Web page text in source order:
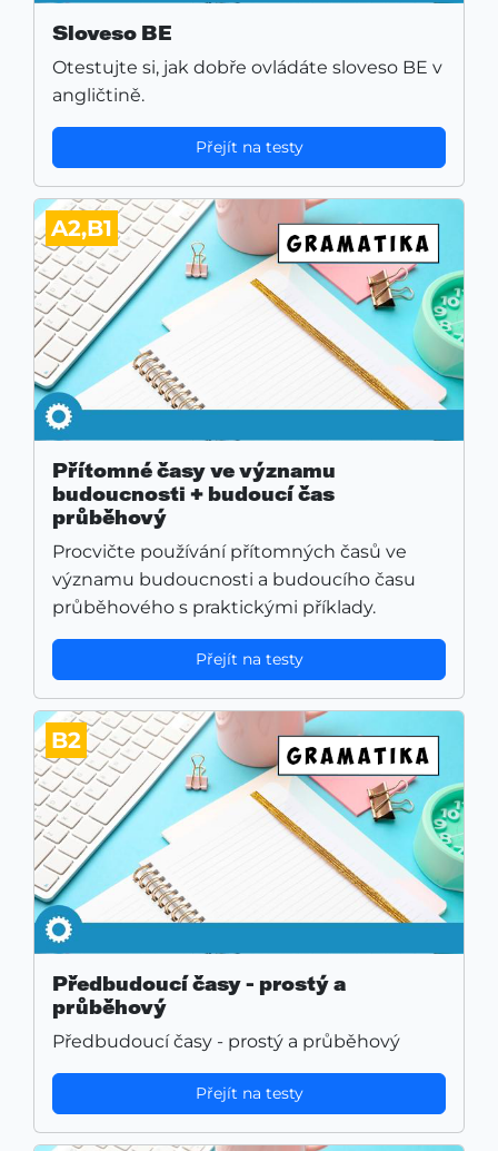
Sloveso BE
Otestujte si, jak dobře ovládáte sloveso BE v
angličtině.
Přejít na testy
A2,B1
Přítomné časy ve významu
budoucnosti + budoucí čas
průběhový
Procvičte používání přítomných časů ve
významu budoucnosti a budoucího času
průběhového s praktickými příklady.
Přejít na testy
B2
Předbudoucí časy - prostý a
průběhový
Předbudoucí časy - prostý a průběhový
Přejít na testy